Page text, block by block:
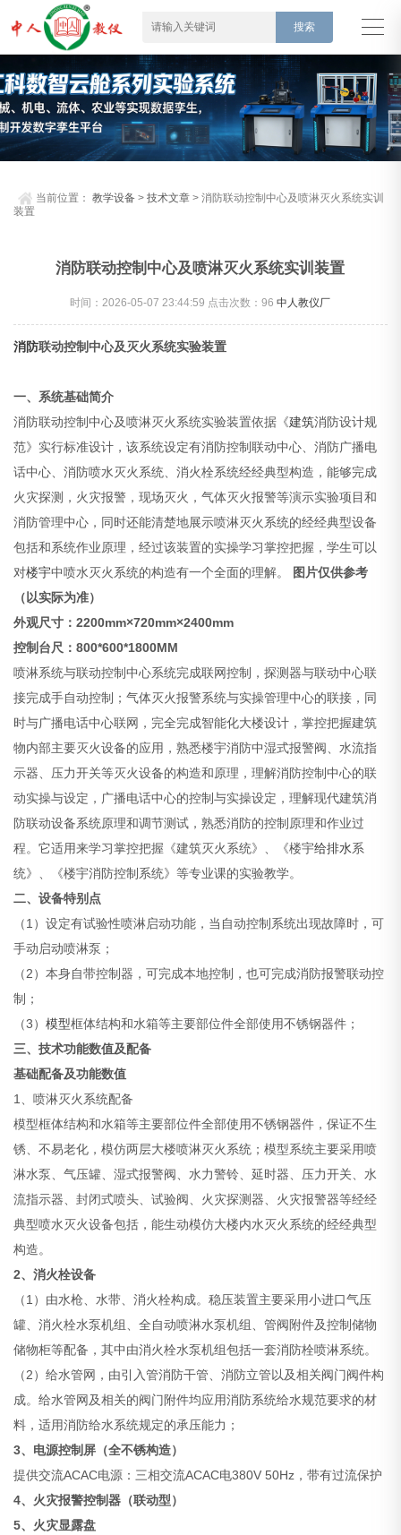
当前位置：教学设备 >技术文章 > 消防联动控制中心及喷淋灭火系统实训
装置
消防联动控制中心及喷淋灭火系统实训装置
时间：2026-05-07 23:44:59 点击次数：96中人教仪厂
消防联动控制中心及灭火系统实验装置
一、系统基础简介
消防联动控制中心及喷淋灭火系统实验装置依据《建筑消防设计规
范》实行标准设计，该系统设定有消防控制联动中心、消防广播电
话中心、消防喷水灭火系统、消火栓系统经经典型构造，能够完成
火灾探测，火灾报警，现场灭火，气体灭火报警等演示实验项目和
消防管理中心，同时还能清楚地展示喷淋灭火系统的经经典型设备
包括和系统作业原理，经过该装置的实操学习掌控把握，学生可以
对楼宇中喷水灭火系统的构造有一个全面的理解。
图片仅供参考
（以实际为准）
外观尺寸：2200mm×720mm×2400mm
控制台尺：800*600*1800MM
喷淋系统与联动控制中心系统完成联网控制，探测器与联动中心联
接完成手自动控制；气体灭火报警系统与实操管理中心的联接，同
时与广播电话中心联网，完全完成智能化大楼设计，掌控把握建筑
物内部主要灭火设备的应用，熟悉楼宇消防中湿式报警阀、水流指
示器、压力开关等灭火设备的构造和原理，理解消防控制中心的联
动实操与设定，广播电话中心的控制与实操设定，理解现代建筑消
防联动设备系统原理和调节测试，熟悉消防的控制原理和作业过
程。它适用来学习掌控把握《建筑灭火系统》、《楼宇给排水系
统》、《楼宇消防控制系统》等专业课的实验教学。
二、设备特别点
（1）设定有试验性喷淋启动功能，当自动控制系统出现故障时，可
手动启动喷淋泵；
（2）本身自带控制器，可完成本地控制，也可完成消防报警联动控
制；
（3）模型框体结构和水箱等主要部位件全部使用不锈钢器件；
三、技术功能数值及配备
基础配备及功能数值
1、喷淋灭火系统配备
模型框体结构和水箱等主要部位件全部使用不锈钢器件，保证不生
锈、不易老化，模仿两层大楼喷淋灭火系统；模型系统主要采用喷
淋水泵、气压罐、湿式报警阀、水力警铃、延时器、压力开关、水
流指示器、封闭式喷头、试验阀、火灾探测器、火灾报警器等经经
典型喷水灭火设备包括，能生动模仿大楼内水灭火系统的经经典型
构造。
2、消火栓设备
（1）由水枪、水带、消火栓构成。稳压装置主要采用小进口气压
罐、消火栓水泵机组、全自动喷淋水泵机组、管阀附件及控制储物
储物柜等配备，其中由消火栓水泵机组包括一套消防栓喷淋系统。
（2）给水管网，由引入管消防干管、消防立管以及相关阀门阀件构
成。给水管网及相关的阀门附件均应用消防系统给水规范要求的材
料，适用消防给水系统规定的承压能力；
3、电源控制屏（全不锈构造）
提供交流ACAC电源：三相交流ACAC电380V 50Hz，带有过流保护
4、火灾报警控制器（联动型）
5、火灾显露盘